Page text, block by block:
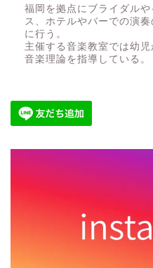
福岡を拠点にブライダル
ス、ホテルやバーでの演
に行う。
主催する音楽教室では幼
音楽理論を指導している。